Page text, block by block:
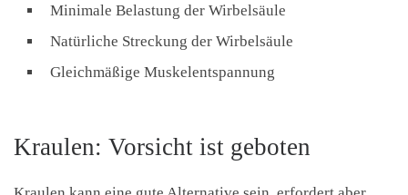
Minimale Belastung der Wirbelsäule
Natürliche Streckung der Wirbelsäule
Gleichmäßige Muskelentspannung
Kraulen: Vorsicht ist geboten